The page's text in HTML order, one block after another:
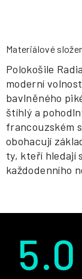
Materiálové
Polokošile
moderní
bavlněného
štíhlý a
francouzském
obohacují
ty, kteří hledají
každodenního
5.0